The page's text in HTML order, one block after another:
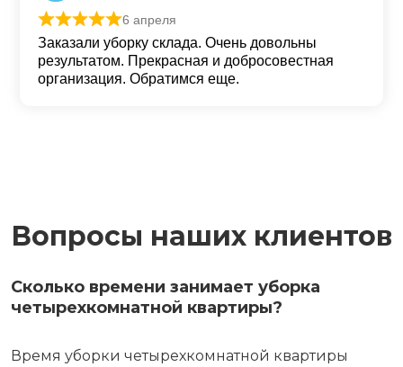
Оценка из 5
6 апреля
Заказали уборку склада. Очень довольны
результатом. Прекрасная и добросовестная
организация. Обратимся еще.
Вопросы наших клиентов
Сколько времени занимает уборка
четырехкомнатной квартиры?
Время уборки четырехкомнатной квартиры